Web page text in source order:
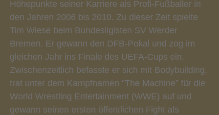
Höhepunkte seiner Karriere als Profi-Fußballer in
den Jahren 2006 bis 2010. Zu dieser Zeit spielte
Tim Wiese beim Bundesligisten SV Werder
Bremen. Er gewann den DFB-Pokal und zog im
gleichen Jahr ins Finale des UEFA-Cups ein.
Zwischenzeitlich befasste er sich mit Bodybuilding,
trat unter dem Kampfnamen “The Machine” für die
World Wrestling Entertainment (WWE) auf und
gewann seinen ersten öffentlichen Fight als